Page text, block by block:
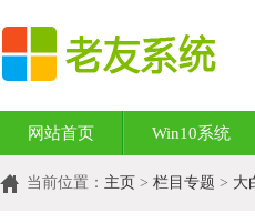
网站首页 Win10系统
当前位置： 主页 > 栏目专题 > 大